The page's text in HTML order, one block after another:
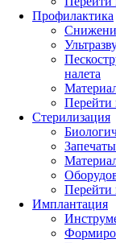
Профилактика
налета
Перейти
Стерилизация
Перейти
Имплантация